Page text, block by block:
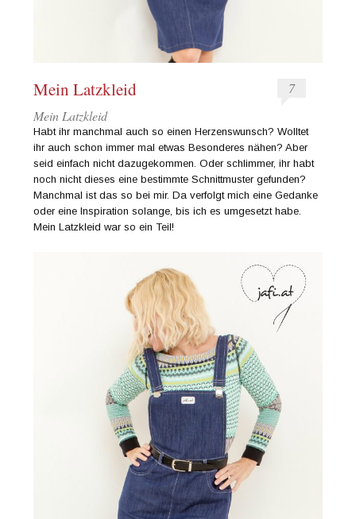
Mein Latzkleid
7
Mein Latzkleid
Habt ihr manchmal auch so einen Herzenswunsch? Wolltet
ihr auch schon immer mal etwas Besonderes nähen? Aber
seid einfach nicht dazugekommen. Oder schlimmer, ihr habt
noch nicht dieses eine bestimmte Schnittmuster gefunden?
Manchmal ist das so bei mir. Da verfolgt mich eine Gedanke
oder eine Inspiration solange, bis ich es umgesetzt habe.
Mein Latzkleid war so ein Teil!